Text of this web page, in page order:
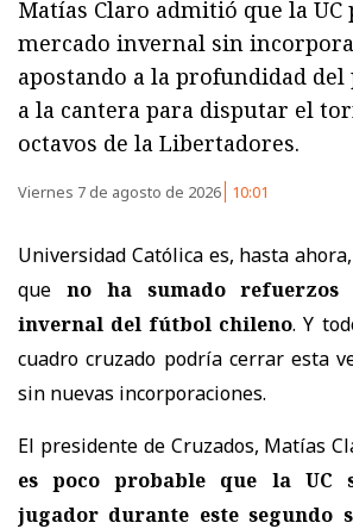
Matías Claro admitió que la
mercado invernal sin
apostando a la profundidad
a la cantera para disputar el
octavos de la Libertadores.
Viernes 7 de agosto de 2026 10:01
Universidad Católica es, hasta
que no ha sumado refuerzos
invernal del fútbol chileno. Y
cuadro cruzado podría cerrar esta
sin nuevas incorporaciones.
El presidente de Cruzados, Matías
es poco probable que la UC
jugador durante este segundo